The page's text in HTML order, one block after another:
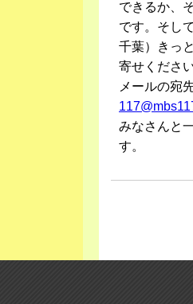
できるか、
です。そし
千葉）きっ
寄せくださ
メールの宛
みなさんと
す。